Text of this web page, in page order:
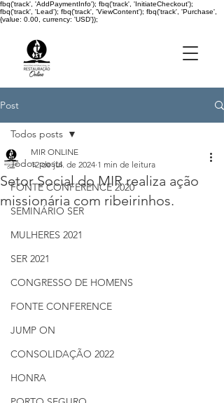
fbq('track', 'AddPaymentInfo'); fbq('track', 'InitiateCheckout');
fbq('track', 'Lead'); fbq('track', 'ViewContent'); fbq('track', 'Purchase',
{value: 0.00, currency: 'USD'});
Post
Todos posts
FONTE CONFERENCE 2020
SEMINÁRIO SER
MULHERES 2021
SER 2021
CONGRESSO DE HOMENS
FONTE CONFERENCE
JUMP ON
CONSOLIDAÇÃO 2022
HONRA
Todos posts
Setor Social do MIR realiza ação
missionária com ribeirinhos.
MIR ONLINE
12 de jul. de 2024 1 min de leitura